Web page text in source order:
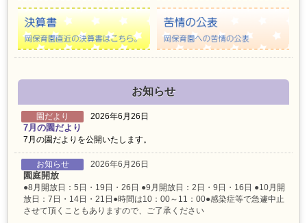
お知らせ
園だより 2026年6月26日
7月の園だより
7月の園だよりを公開いたします。
お知らせ 2026年6月26日
園庭開放
●8月開放日：5日・19日・26日 ●9月開放日：2日・9日・16日 ●10月開
放日：7日・14日・21日●時間は10：00～11：00●感染症等で急遽中止
させて頂くこともありますので、ご了承ください